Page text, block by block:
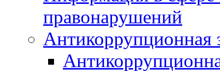
правонарушений
Антикоррупционная